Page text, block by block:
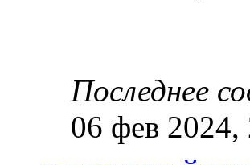
Последнее
06 фев 2024,